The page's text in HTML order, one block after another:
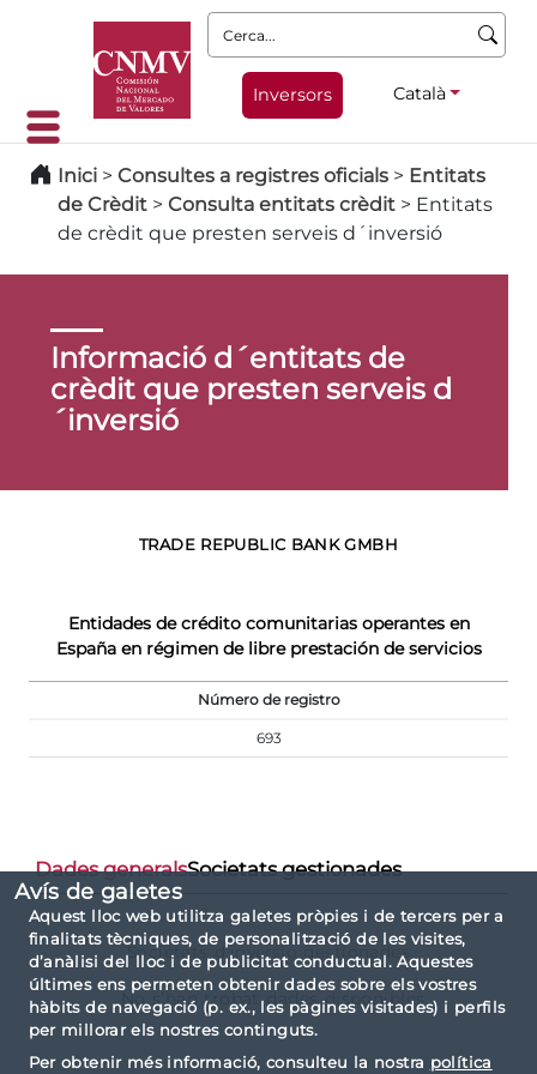
Avís de galetes
Aquest lloc web utilitza galetes pròpies i de tercers per a
finalitats tècniques, de personalització de les visites,
d’anàlisi del lloc i de publicitat conductual. Aquestes
últimes ens permeten obtenir dades sobre els vostres
hàbits de navegació (p. ex., les pàgines visitades) i perfils
per millorar els nostres continguts.
Per obtenir més informació, consulteu la nostra política
Cerca:
Inversors Català
Inici > Consultes a registres oficials > Entitats
de Crèdit > Consulta entitats crèdit > Entitats
de crèdit que presten serveis d´inversió
Informació d´entitats de
crèdit que presten serveis d
´inversió
TRADE REPUBLIC BANK GMBH
Entidades de crédito comunitarias operantes en
España en régimen de libre prestación de servicios
Número de registro
693
Dades generalsSocietats gestionades
Societats d'inversió gestionades
No s’han trobat dades disponibles